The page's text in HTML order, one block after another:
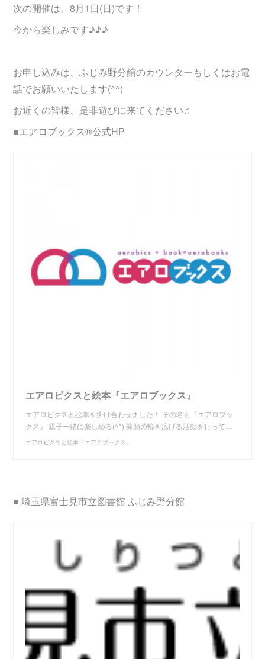
次の開催は、8月1日(日)です！
今から楽しみです♪♪♪
お申し込みは、ふじみ野分館のカウンターもしくはお電
話でお願いいたします(^^)
お近くの皆様、是非遊びに来てください♫
■エアロブックス®︎公式HP
エアロビクスと絵本『エアロブックス』
エアロビクスと絵本を掛け合わせました！ その名も『エアロブッ
クス』 親子一緒に楽しめる(^^) 笑顔の輪を広げる活動を行って…
エアロビクスと絵本『エアロブックス』
■ 埼玉県富士見市立図書館 ふじみ野分館